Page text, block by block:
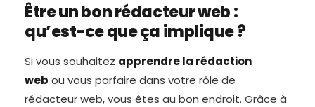
Être un bon rédacteur web :
qu’est-ce que ça implique ?
Si vous souhaitez apprendre la rédaction
web ou vous parfaire dans votre rôle de
rédacteur web, vous êtes au bon endroit. Grâce à